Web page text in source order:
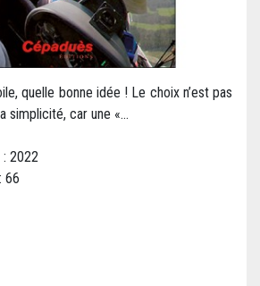
quelle bonne idée ! Le choix n’est pas
simplicité, car une «...
: 2022
: 66